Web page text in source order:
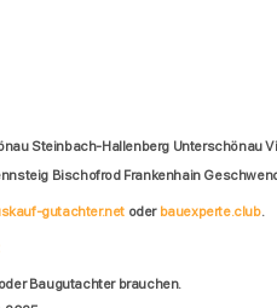
Steinbach-Hallenberg Unterschönau
Bischofrod Frankenhain
gutachter.net oder bauexperte.club.
Baugutachter brauchen.